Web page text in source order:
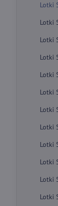
Lotki
Lotki
Lotki
Lotki
Lotki
Lotki
Lotki
Lotki
Lotki
Lotki
Lotki
Lotki